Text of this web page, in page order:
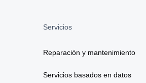
Servicios
Reparación y mantenimiento
Servicios basados en datos